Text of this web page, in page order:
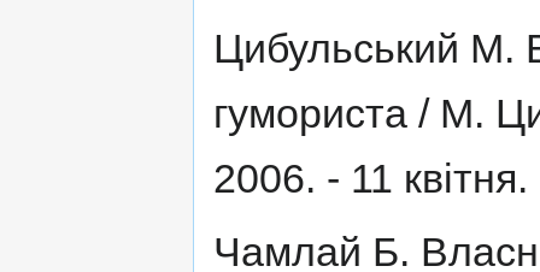
Цибульський М.
гумориста / М.
2006. - 11
Чамлай Б.